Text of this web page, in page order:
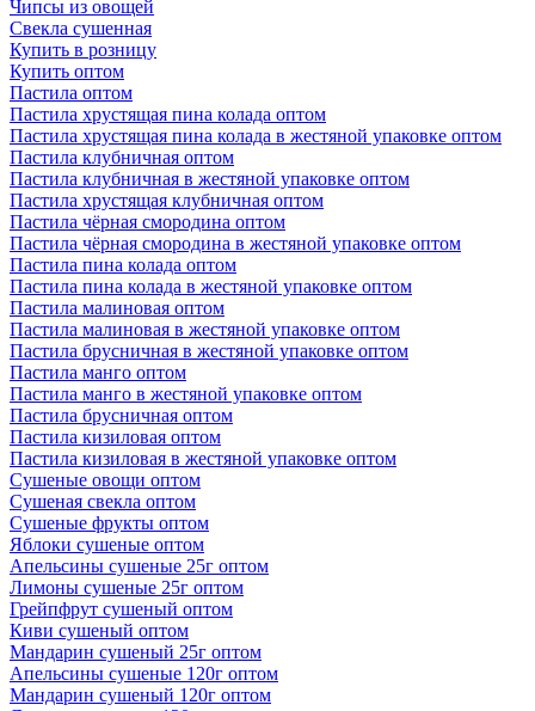
Чипсы из овощей
Свекла сушенная
Купить в розницу
Купить оптом
Пастила оптом
Пастила хрустящая пина колада оптом
Пастила хрустящая пина колада в жестяной упаковке оптом
Пастила клубничная оптом
Пастила клубничная в жестяной упаковке оптом
Пастила хрустящая клубничная оптом
Пастила чёрная смородина оптом
Пастила чёрная смородина в жестяной упаковке оптом
Пастила пина колада оптом
Пастила пина колада в жестяной упаковке оптом
Пастила малиновая оптом
Пастила малиновая в жестяной упаковке оптом
Пастила брусничная в жестяной упаковке оптом
Пастила манго оптом
Пастила манго в жестяной упаковке оптом
Пастила брусничная оптом
Пастила кизиловая оптом
Пастила кизиловая в жестяной упаковке оптом
Сушеные овощи оптом
Сушеная свекла оптом
Сушеные фрукты оптом
Яблоки сушеные оптом
Апельсины сушеные 25г оптом
Лимоны сушеные 25г оптом
Грейпфрут сушеный оптом
Киви сушеный оптом
Мандарин сушеный 25г оптом
Апельсины сушеные 120г оптом
Мандарин сушеный 120г оптом